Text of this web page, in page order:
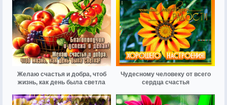
Желаю счастья и добра, чтоб
жизнь, как день была светла
Чудесному человеку от всего
сердца счастья